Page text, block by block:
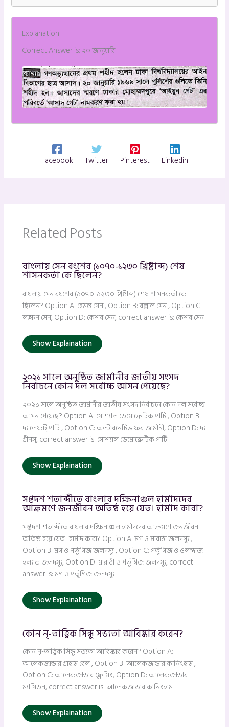
Explanation:
Correct Answer is: ২০ জানুয়ারি
Facebook Twitter Pinterest Linkedin
Related Posts
বাংলায় সেন বংশের (১০৭০-১২৩০ খ্রিষ্টাব্দ) শেষ
শাসনকর্তা কে ছিলেন?
বাংলায় সেন বংশের (১০৭০-১২৩০ খ্রিষ্টাব্দ) শেষ শাসনকর্তা কে
ছিলেন? Option A: হেমন্ত সেন , Option B: বল্লাল সেন , Option C:
লক্ষণ সেন, Option D: কেশব সেন, correct answer is: কেশব সেন
Show Explaination
২০২১ সালে অনুষ্ঠিত জার্মানীর জাতীয় সংসদ
নির্বাচনে কোন দল সর্বোচ্চ আসন পেয়েছে?
২০২১ সালে অনুষ্ঠিত জার্মানীর জাতীয় সংসদ নির্বাচনে কোন দল সর্বোচ্চ
আসন পেয়েছে? Option A: সোশ্যাল ডেমোক্রেটিক পার্টি , Option B:
দ্য লেফট্ পার্টি , Option C: অল্টারনেটিভ ফর জার্মানী, Option D: দ্য
গ্রীনস্, correct answer is: সোশ্যাল ডেমোক্রেটিক পার্টি
Show Explaination
সপ্তদশ শতাব্দীতে বাংলার দক্ষিনাঞ্চল হার্মাদদের
আক্রমণে জনজীবন অতিষ্ঠ হয়ে যেত। হার্মাদ কারা?
সপ্তদশ শতাব্দীতে বাংলার দক্ষিনাঞ্চল হার্মাদদের আক্রমণে জনজীবন
অতিষ্ঠ হয়ে যেত। হার্মাদ কারা? Option A: মগ ও মারাঠা জলদস্যু ,
Option B: মগ ও পর্তুগিজ জলদস্যু , Option C: পর্তুগিজ ও ওলন্দাজ
হল্যান্ড জলদস্যু, Option D: মারাঠা ও পর্তুগিজ জলদস্যু, correct
answer is: মগ ও পর্তুগিজ জলদস্যু
Show Explaination
কোন নৃ-তাত্ত্বিক সিন্ধু সভ্যতা আবিষ্কার করেন?
কোন নৃ-তাত্ত্বিক সিন্ধু সভ্যতা আবিষ্কার করেন? Option A:
আলেকজান্ডার গ্রাহাম বেল , Option B: আলেকজান্ডার কানিংহাম ,
Option C: আলেকজান্ডার ফ্লেমিং, Option D: আলেকজান্ডার
ম্যাসিডন, correct answer is: আলেকজান্ডার কানিংহাম
Show Explaination